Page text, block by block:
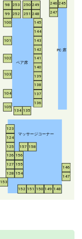
ペア席
PC 席
マッサージコーナー
98
99
100
101
102
103
104
105
123
124
125
126
127
128
134 135
136
137
138
139
140
141
142
143
144
145
146
147
148
149
150
151
152
153
154
155
156
157 158
245
246
247
248
249
250
251
252
253